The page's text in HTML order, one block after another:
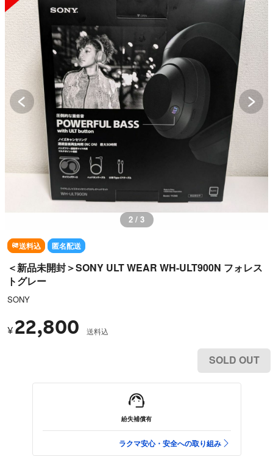
2 / 3
送料込 匿名配送
＜新品未開封＞SONY ULT WEAR WH-ULT900N フォレス
トグレー
SONY
¥ 22,800 送料込
SOLD OUT
紛失補償有
ラクマ安心・安全への取り組み